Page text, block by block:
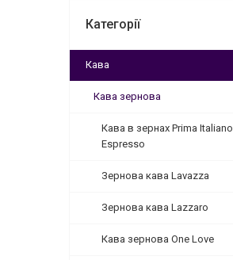
Категорії
Кава
Кава зернова
Кава в зернах Prima Italiano
Espresso
Зернова кава Lavazza
Зернова кава Lazzaro
Кава зернова One Love